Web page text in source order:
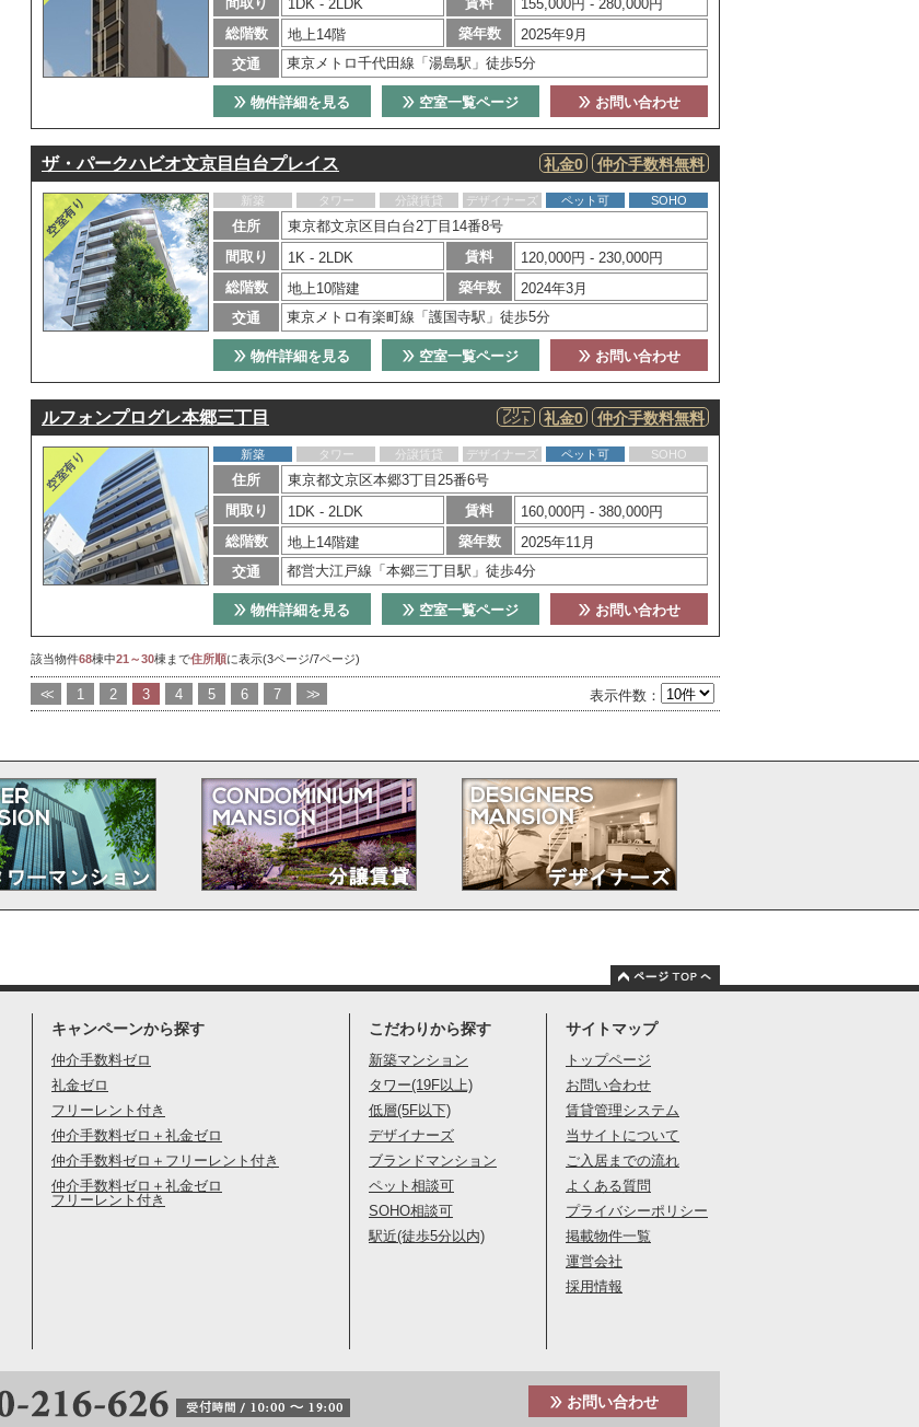
1DK - 2LDK
155,000円 - 280,000円
総階数
地上14階 築年数
2025年9月
交通
東京メトロ千代田線「湯島駅」徒歩5分
お問い合わせ
空室一覧ページ
物件詳細を見る
ザ・パークハビオ文京目白台プレイス 仲介手数料無料
礼金0
新築 タワー 分譲賃貸 デザイナーズ ペット可 SOHO
住所
東京都文京区目白台2丁目14番8号
間取り
1K - 2LDK 賃料
120,000円 - 230,000円
総階数
地上10階建 築年数
2024年3月
交通
東京メトロ有楽町線「護国寺駅」徒歩5分
お問い合わせ
空室一覧ページ
物件詳細を見る
ルフォンプログレ本郷三丁目 仲介手数料無料
礼金0
フリー
レント
新築 タワー 分譲賃貸 デザイナーズ ペット可 SOHO
住所
東京都文京区本郷3丁目25番6号
間取り
1DK - 2LDK 賃料
160,000円 - 380,000円
総階数
地上14階建 築年数
2025年11月
交通
都営大江戸線「本郷三丁目駅」徒歩4分
お問い合わせ
空室一覧ページ
物件詳細を見る
該当物件68棟中21～30棟まで住所順に表示(3ページ/7ページ)
<< 1 2 3 4 5 6 7 >> 表示件数：
キャンペーンから探す
仲介手数料ゼロ
礼金ゼロ
フリーレント付き
仲介手数料ゼロ＋礼金ゼロ
仲介手数料ゼロ＋フリーレント付き
仲介手数料ゼロ＋礼金ゼロ
フリーレント付き
こだわりから探す
新築マンション
タワー(19F以上)
低層(5F以下)
デザイナーズ
ブランドマンション
ペット相談可
SOHO相談可
駅近(徒歩5分以内)
サイトマップ
トップページ
お問い合わせ
賃貸管理システム
当サイトについて
ご入居までの流れ
よくある質問
プライバシーポリシー
掲載物件一覧
運営会社
採用情報
お問い合わせ